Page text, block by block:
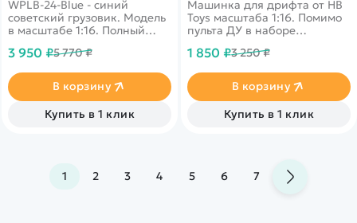
WPLB-24-Blue - синий
советский грузовик. Модель
в масштабе 1:16. Полный
яркие фары.
3 950 ₽5 770 ₽
В корзину
Купить в 1 клик
Машинка для дрифта от HB
Toys масштаба 1:16. Помимо
пульта ДУ в наборе
колеса, ключ для смены
и аккумулятор. Из
выхлопной трубы можно
активировать спрей-пар, а
фары светятся во время
1 850 ₽3 250 ₽
В корзину
Купить в 1 клик
1 2 3 4 5 6 7